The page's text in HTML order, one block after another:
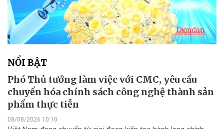
NỔI BẬT
Phó Thủ tướng làm việc với CMC, yêu cầu
chuyển hóa chính sách công nghệ thành sản
phẩm thực tiễn
08/08/2026 10:10